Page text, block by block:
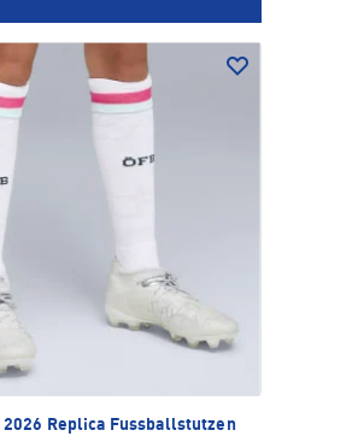
2026 Replica Fussballstutzen